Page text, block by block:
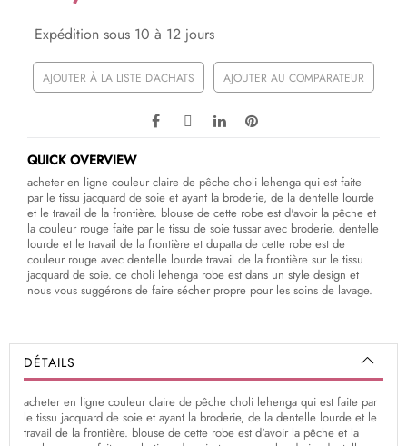
Expédition sous 10 à 12 jours
AJOUTER À LA LISTE D'ACHATS AJOUTER AU COMPARATEUR
QUICK OVERVIEW
acheter en ligne couleur claire de pêche choli lehenga qui est faite
par le tissu jacquard de soie et ayant la broderie, de la dentelle lourde
et le travail de la frontière. blouse de cette robe est d'avoir la pêche et
la couleur rouge faite par le tissu de soie tussar avec broderie, dentelle
lourde et le travail de la frontière et dupatta de cette robe est de
couleur rouge avec dentelle lourde travail de la frontière sur le tissu
jacquard de soie. ce choli lehenga robe est dans un style design et
nous vous suggérons de faire sécher propre pour les soins de lavage.
DÉTAILS
acheter en ligne couleur claire de pêche choli lehenga qui est faite par
le tissu jacquard de soie et ayant la broderie, de la dentelle lourde et le
travail de la frontière. blouse de cette robe est d'avoir la pêche et la